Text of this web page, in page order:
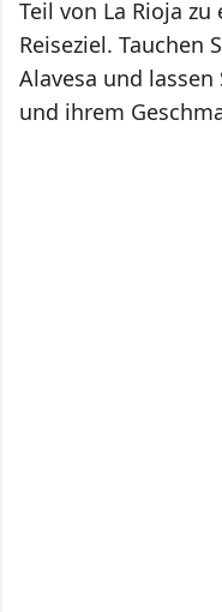
Teil von La Rioja
Reiseziel. Tauchen
Alavesa und
und ihrem